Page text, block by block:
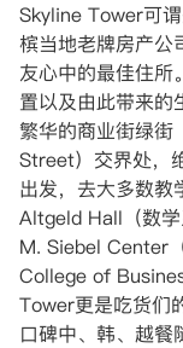
Skyline Tower可
槟当地老牌房产公
友心中的最佳住所
置以及由此带来的
繁华的商业街绿
Street）交界处，
出发，去大多数教
Altgeld Hall（数
M. Siebel Center
College of
Tower更是吃货们
口碑中、韩、越